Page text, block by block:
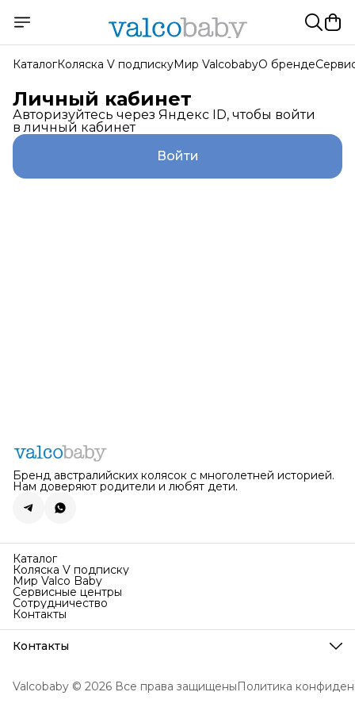
КаталогКоляска V подпискуМир ValcobabyО бренде
Личный кабинет
Авторизуйтесь через Яндекс ID, чтобы войти
в личный кабинет
Войти
Бренд австралийских колясок с многолетней историей.
Нам доверяют родители и любят дети.
Каталог
Коляска V подписку
Мир Valco Baby
Сервисные центры
Сотрудничество
Контакты
Контакты
Поддержка работает
Пн-Вс с 10:00 по 20:00
Valcobaby © 2026 Все права защищеныПолитика